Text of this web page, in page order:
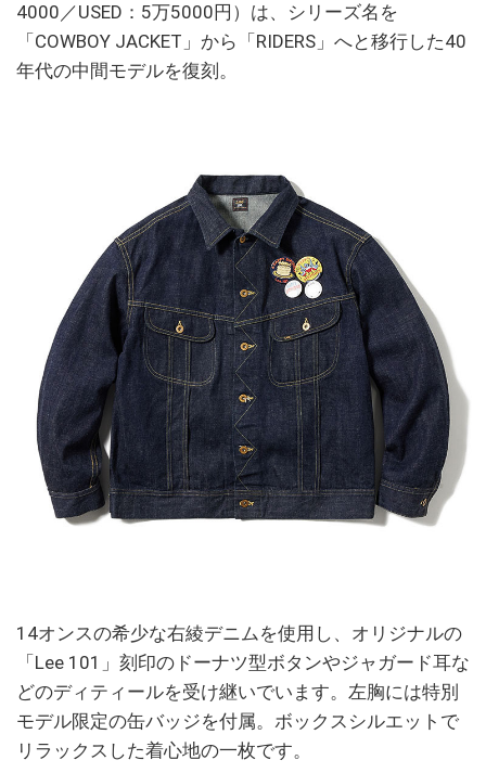
4000／USED：5万5000円）は、シリーズ名を
「COWBOY JACKET」から「RIDERS」へと移行した40
年代の中間モデルを復刻。
14オンスの希少な右綾デニムを使用し、オリジナルの
「Lee 101」刻印のドーナツ型ボタンやジャガード耳な
どのディティールを受け継いでいます。左胸には特別
モデル限定の缶バッジを付属。ボックスシルエットで
リラックスした着心地の一枚です。